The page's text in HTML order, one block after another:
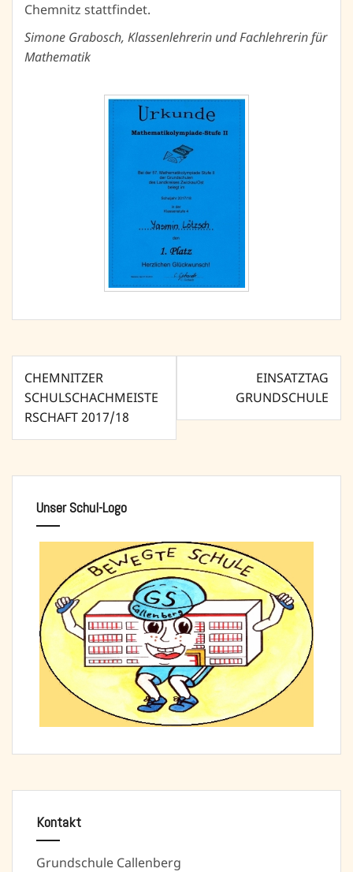
Chemnitz stattfindet.
Simone Grabosch, Klassenlehrerin und Fachlehrerin für
Mathematik
Beitragsnavigation
CHEMNITZER
SCHULSCHACHMEISTE
RSCHAFT 2017/18
EINSATZTAG
GRUNDSCHULE
Unser Schul-Logo
Kontakt
Grundschule Callenberg